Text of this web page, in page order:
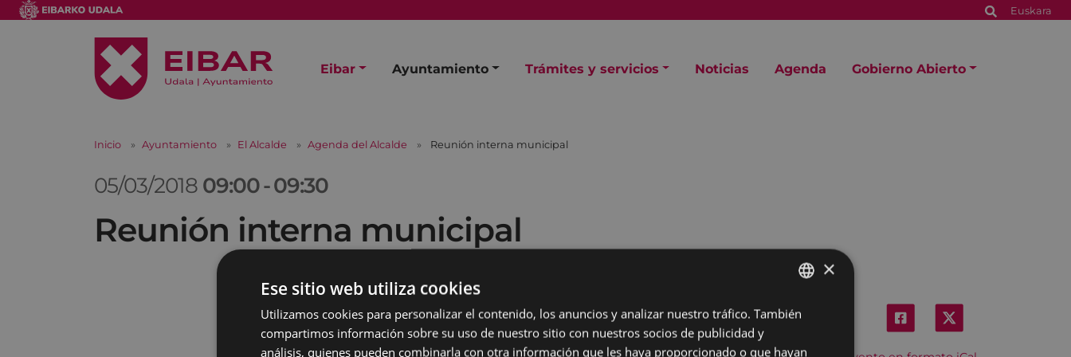
Euskara
Eibar Ayuntamiento Trámites y servicios Noticias Agenda Gobierno Abierto
Inicio Ayuntamiento El Alcalde Agenda del Alcalde Reunión interna municipal
05/03/2018 09:00-09:30
Reunión interna municipal
BASQUE
×
Ese sitio web utiliza cookies
Utilizamos cookies para personalizar el contenido, los anuncios y analizar nuestro tráfico. También
compartimos información sobre su uso de nuestro sitio con nuestros socios de publicidad y
análisis, quienes pueden combinarla con otra información que les haya proporcionado o que hayan